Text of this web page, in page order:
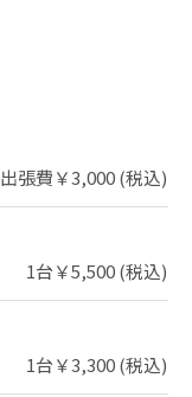
張費￥3,000 (税込)
1台￥5,500 (税込)
1台￥3,300 (税込)